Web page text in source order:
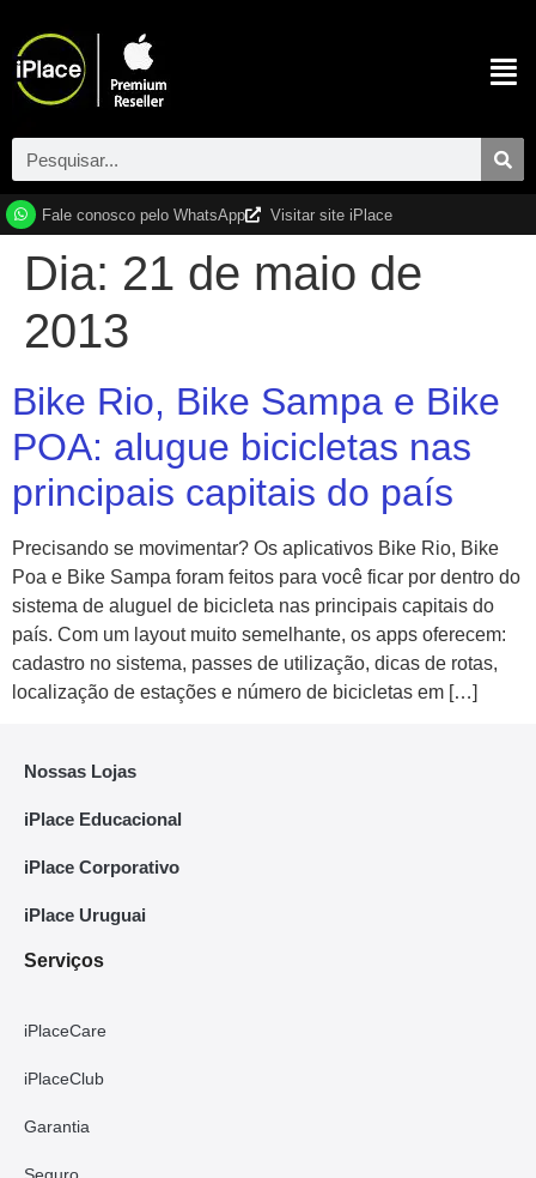
Fale conosco pelo WhatsApp Visitar site iPlace
Dia: 21 de maio de
2013
Bike Rio, Bike Sampa e Bike
POA: alugue bicicletas nas
principais capitais do país
Precisando se movimentar? Os aplicativos Bike Rio, Bike
Poa e Bike Sampa foram feitos para você ficar por dentro do
sistema de aluguel de bicicleta nas principais capitais do
país. Com um layout muito semelhante, os apps oferecem:
cadastro no sistema, passes de utilização, dicas de rotas,
localização de estações e número de bicicletas em […]
Nossas Lojas
iPlace Educacional
iPlace Corporativo
iPlace Uruguai
Serviços
iPlaceCare
iPlaceClub
Garantia